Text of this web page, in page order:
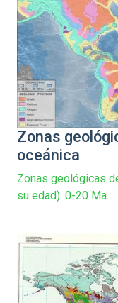
Zonas
oceánica
Zonas geológicas
su edad). 0-20 Ma...